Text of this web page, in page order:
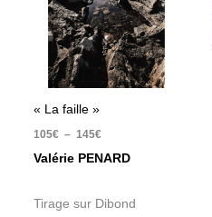
« La faille »
105€ – 145€
Valérie PENARD
Tirage sur Dibond